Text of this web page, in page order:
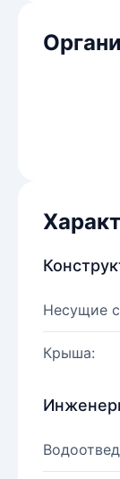
Несущие
Крыша: